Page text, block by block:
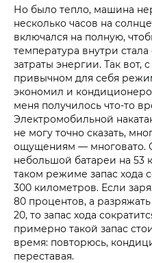
Но было тепло, машина
несколько часов на
включался на полную,
температура внутри
затраты энергии. Так вот,
привычном для себя
экономил и
меня получилось что-то
Электромобильной
не могу точно сказать,
ощущениям — многовато.
небольшой батареи на 53
таком режиме запас хода
300 километров. Если
80 процентов, а
20, то запас хода
примерно такой запас
время: повторюсь,
переставая.